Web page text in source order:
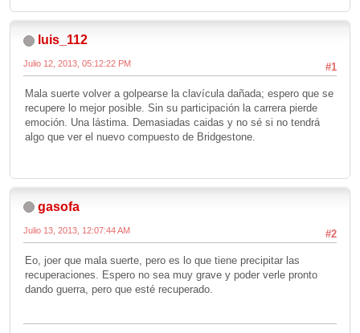
luis_112
#1
Julio 12, 2013, 05:12:22 PM
Mala suerte volver a golpearse la clavícula dañada; espero que se
recupere lo mejor posible. Sin su participación la carrera pierde
emoción. Una lástima. Demasiadas caidas y no sé si no tendrá
algo que ver el nuevo compuesto de Bridgestone.
gasofa
#2
Julio 13, 2013, 12:07:44 AM
Eo, joer que mala suerte, pero es lo que tiene precipitar las
recuperaciones. Espero no sea muy grave y poder verle pronto
dando guerra, pero que esté recuperado.